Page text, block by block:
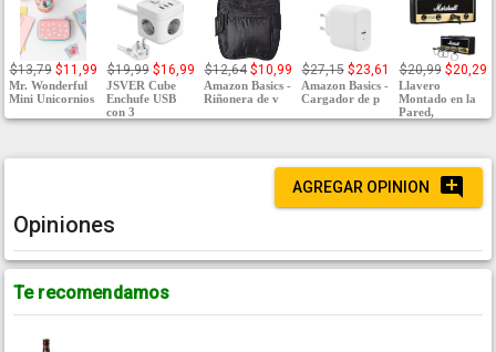
$13,79 $11,99
Mr. Wonderful
Mini Unicornios
$19,99 $16,99
JSVER Cube
Enchufe USB
con 3
$12,64 $10,99
Amazon Basics -
Riñonera de v
$27,15 $23,61
Amazon Basics -
Cargador de p
$20,99 $20,29
Llavero
Montado en la
Pared,
AGREGAR OPINION
Opiniones
Te recomendamos